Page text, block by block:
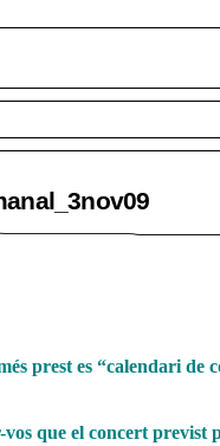
prest es “calendari de
que el concert previst